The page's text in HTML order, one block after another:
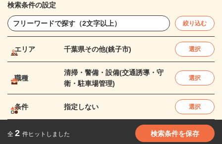
検索条件の設定
絞り込む
エリア 千葉県その他(銚子市) 選択
職種
清掃・警備・設備(交通誘導・守
衛・駐車場管理)
選択
条件 指定しない 選択
全 2 件ヒットしました 検索条件を保存